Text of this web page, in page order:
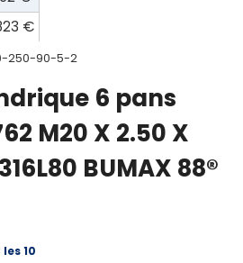
€
250-90-5-2
6 pans
M20 X 2.50 X
BUMAX 88®
les 10